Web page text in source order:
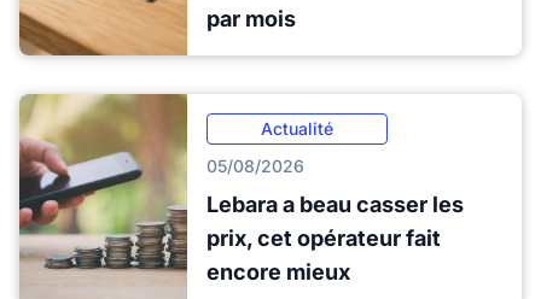
par mois
Actualité
05/08/2026
Lebara a beau casser les
prix, cet opérateur fait
encore mieux